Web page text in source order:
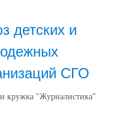
детских и
СГО
кружка "Журналистика"